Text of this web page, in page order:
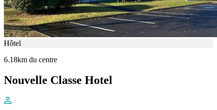
Hôtel
6.18km du centre
Nouvelle Classe Hotel